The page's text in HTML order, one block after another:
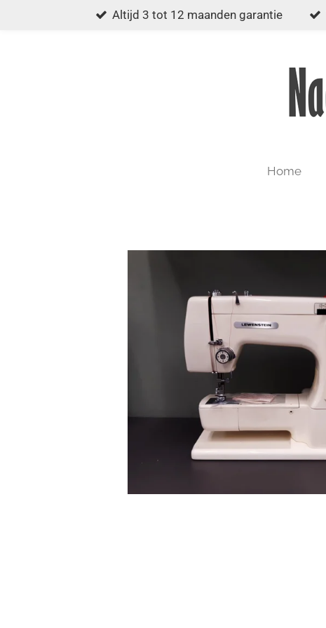
Altijd 3 tot 12 maanden garantie
Home